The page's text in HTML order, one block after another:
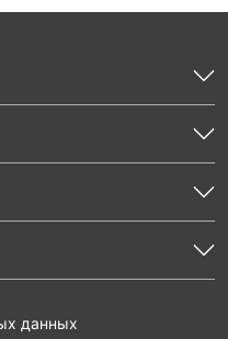
данных